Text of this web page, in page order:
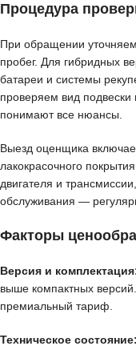
Процедура
При обращении
пробег. Для гибридных
батареи и системы
проверяем вид
понимают все нюансы.
Выезд оценщика
лакокрасочного
двигателя и
обслуживания —
Факторы
Версия и
выше компактных
премиальный тариф.
Техническое состояние: